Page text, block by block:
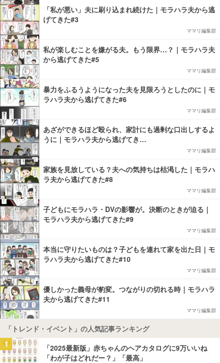
「私が悪い」夫に刷り込まれ続けた｜モラハラ夫から逃
げてきた#3
ママリ編集部
私が楽しむことを嫌がる夫。もう限界…？｜モラハラ夫
から逃げてきた#5
ママリ編集部
暴力をふるうようになった夫を見限ろうとしたのに｜モ
ラハラ夫から逃げてきた#6
ママリ編集部
あざができるほど殴られ、家計にも過剰な口出しするよ
うに｜モラハラ夫から逃げてき…
ママリ編集部
家族を見放している？夫への気持ちは枯渇した｜モラハ
ラ夫から逃げてきた#8
ママリ編集部
子どもにモラハラ・DVの影響が。決断のときが迫る｜
モラハラ夫から逃げてきた#9
ママリ編集部
本当に守りたいものは？子どもを連れて家を出た日｜モ
ラハラ夫から逃げてきた#10
ママリ編集部
優しかった義母が豹変。つながりの切れる時｜モラハラ
夫から逃げてきた#11
ママリ編集部
「トレンド・イベント」の人気記事ランキング
1
「2025最新版」赤ちゃんのヘアカタログに9万いいね
「わが子はどれだー？」「最高」